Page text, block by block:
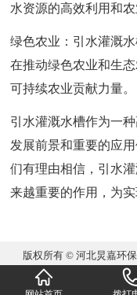
水资源的高效利用和
绿色农业：引水灌溉
在推动绿色农业和生
可持续农业贡献力量。
引水灌溉水槽作为一
发展前景和重要的应
们有理由相信，引水
来越重要的作用，为
版权所有 © 河北炅嘉环